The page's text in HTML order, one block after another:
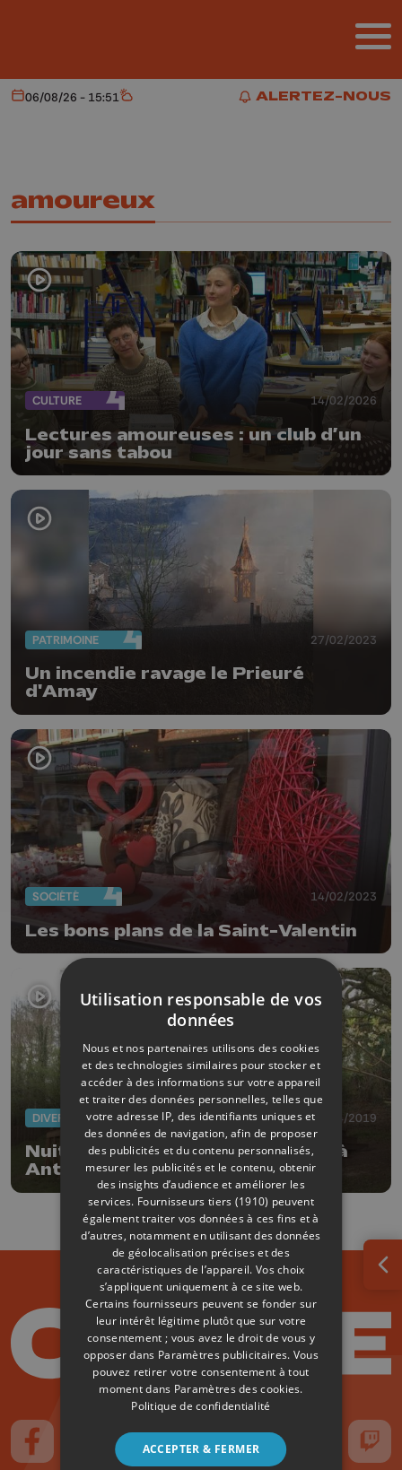
ALERTEZ-NOUS
ALERTEZ-NOUS
Aujourd'hui
06/08/26 - 15:51 Météo
amoureux
CULTURE 14/02/2026
Lectures amoureuses : un club d’un
jour sans tabou
PATRIMOINE 27/02/2023
Un incendie ravage le Prieuré
d'Amay
SOCIÉTÉ 14/02/2023
Les bons plans de la Saint-Valentin
DIVERS 17/04/2019
Nuit romantique et à ciel ouvert à
Antheit
Suivez-nous sur FaceBook
Suivez-nous sur Instagram
Suivez-nous sur TikTokSuivez-nous sur YouTube
Suivez-nous
Utilisation responsable de vos
données
Nous et nos partenaires utilisons des cookies
et des technologies similaires pour stocker et
accéder à des informations sur votre appareil
et traiter des données personnelles, telles que
votre adresse IP, des identifiants uniques et
des données de navigation, afin de proposer
des publicités et du contenu personnalisés,
mesurer les publicités et le contenu, obtenir
des insights d’audience et améliorer les
services. Fournisseurs tiers (1910) peuvent
également traiter vos données à ces fins et à
d’autres, notamment en utilisant des données
de géolocalisation précises et des
caractéristiques de l’appareil. Vos choix
s’appliquent uniquement à ce site web.
Certains fournisseurs peuvent se fonder sur
leur intérêt légitime plutôt que sur votre
consentement ; vous avez le droit de vous y
opposer dans Paramètres publicitaires. Vous
pouvez retirer votre consentement à tout
moment dans Paramètres des cookies.
Politique de confidentialité
ACCEPTER & FERMER